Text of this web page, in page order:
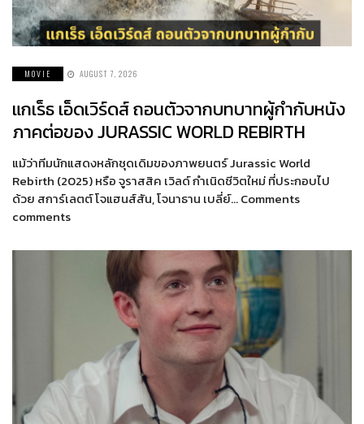
MOVIE AUGUST 7, 2026
แกเร็ธ เอ็ดเวิร์ดส์ ถอนตัวจากบทบาทผู้กำกับหนัง
ภาคต่อของ JURASSIC WORLD REBIRTH
แม้ว่าทีมนักแสดงหลักชุดเดิมของภาพยนตร์ Jurassic World
Rebirth (2025) หรือ จูราสสิค เวิลด์ กำเนิดชีวิตใหม่ ที่ประกอบไป
ด้วย สการ์เลตต์ โจแฮนส์สัน, โจนาธาน เบลี่ย์… Comments
comments